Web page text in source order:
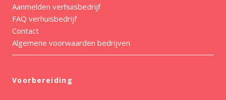
Aanmelden verhuisbedrijf
FAQ verhuisbedrijf
Contact
Algemene voorwaarden bedrijven
Voorbereiding